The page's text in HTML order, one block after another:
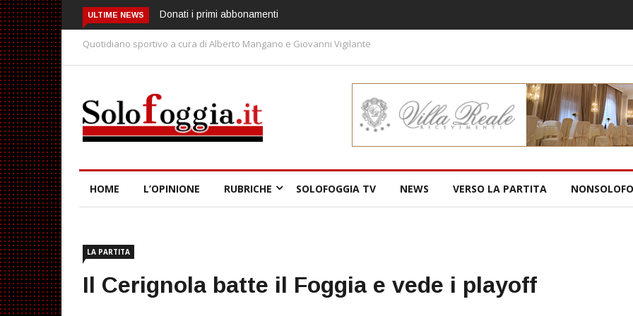
ULTIME NEWS
Donati i primi abbonamentiSpagna-Argentina, la
giusta finale!
Quotidiano sportivo a cura di Alberto Mangano e Giovanni Vigilante
HOME L’OPINIONE RUBRICHE SOLOFOGGIA TV NEWS VERSO LA PARTITA
LA PARTITA
Il Cerignola batte il Foggia e vede i playoff